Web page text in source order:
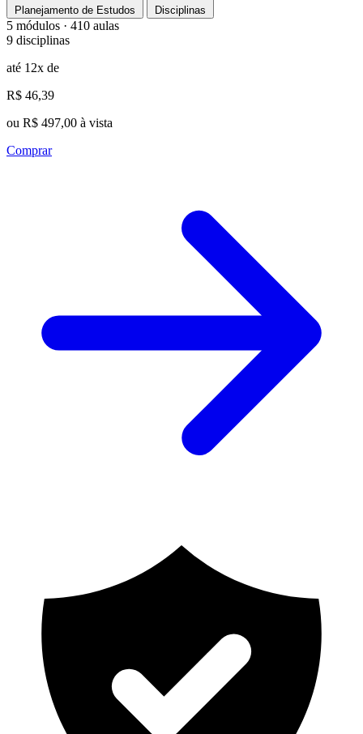
Planejamento de Estudos Disciplinas
5 módulos · 410 aulas
9 disciplinas
até 12x de
R$ 46,39
ou R$ 497,00 à vista
Comprar